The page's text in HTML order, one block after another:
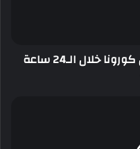
تسجيل 42 إصابة جديدة بفيروس كورونا خلال الـ24 ساعة